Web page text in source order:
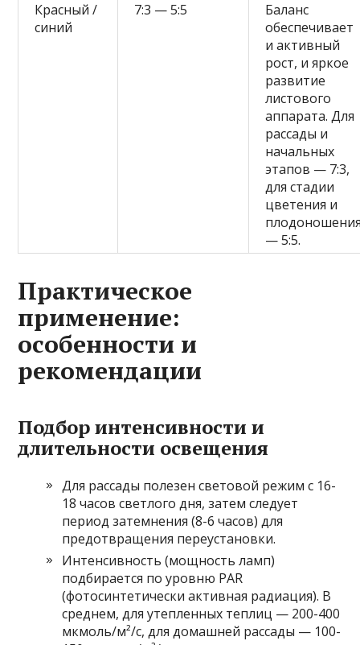
Красный /
синий
7:3 — 5:5
Баланс
обеспечивает
и активный
рост, и яркое
развитие
листового
аппарата. Для
рассады и
начальных
этапов — 7:3,
для стадии
цветения и
— 5:5.
Практическое
применение:
особенности и
рекомендации
Подбор интенсивности и
длительности освещения
Для рассады полезен световой режим с 16-
18 часов светлого дня, затем следует
период затемнения (8-6 часов) для
предотвращения переустановки.
Интенсивность (мощность ламп)
подбирается по уровню PAR
(фотосинтетически активная радиация). В
среднем, для утепленных теплиц — 200-400
мкмоль/м²/с, для домашней рассады — 100-